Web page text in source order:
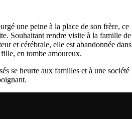
une peine à la place de son frère, ce
Souhaitant rendre visite à la famille de
et cérébrale, elle est abandonnée dans
en tombe amoureux.
se heurte aux familles et à une société